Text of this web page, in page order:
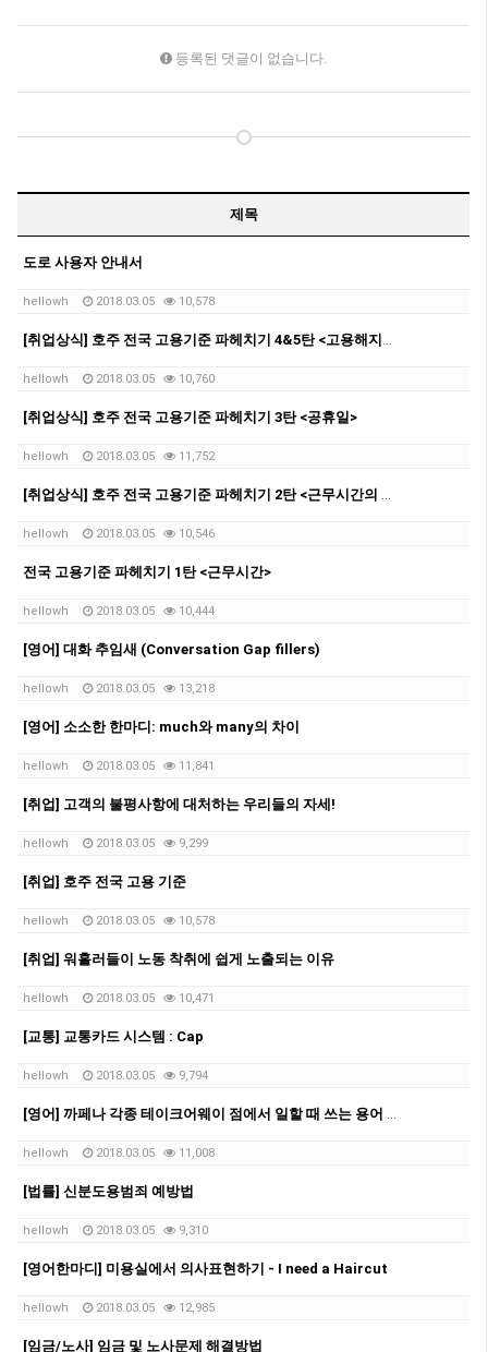
등록된 댓글이 없습니다.
제목
도로 사용자 안내서
hellowh 2018.03.05 10,578
[취업상식] 호주 전국 고용기준 파헤치기 4&5탄 <고용해지통지>와 <Fair Work Information Statement>
hellowh 2018.03.05 10,760
[취업상식] 호주 전국 고용기준 파헤치기 3탄 <공휴일>
hellowh 2018.03.05 11,752
[취업상식] 호주 전국 고용기준 파헤치기 2탄 <근무시간의 유연성 협의>
hellowh 2018.03.05 10,546
전국 고용기준 파헤치기 1탄 <근무시간>
hellowh 2018.03.05 10,444
[영어] 대화 추임새 (Conversation Gap fillers)
hellowh 2018.03.05 13,218
[영어] 소소한 한마디: much와 many의 차이
hellowh 2018.03.05 11,841
[취업] 고객의 불평사항에 대처하는 우리들의 자세!
hellowh 2018.03.05 9,299
[취업] 호주 전국 고용 기준
hellowh 2018.03.05 10,578
[취업] 워홀러들이 노동 착취에 쉽게 노출되는 이유
hellowh 2018.03.05 10,471
[교통] 교통카드 시스템 : Cap
hellowh 2018.03.05 9,794
[영어] 까페나 각종 테이크어웨이 점에서 일할 때 쓰는 용어 A to Z!
hellowh 2018.03.05 11,008
[법률] 신분도용범죄 예방법
hellowh 2018.03.05 9,310
[영어한마디] 미용실에서 의사표현하기 - I need a Haircut
hellowh 2018.03.05 12,985
[임금/노사] 임금 및 노사문제 해결방법